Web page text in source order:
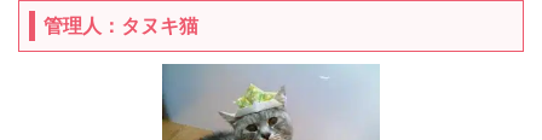
管理人：タヌキ猫